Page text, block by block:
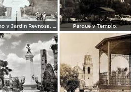
Kiosko y Jardin Reynosa, Tamaulipas ( Circulada el 2 de Febrero de 1949 ). Parque y Templo.